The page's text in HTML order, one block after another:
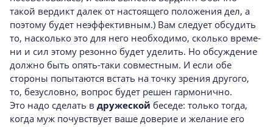
такой вердикт далек от настоящего положения дел, а
поэтому будет неэффективным.) Вам следует обсудить
то, нас­колько это для него необходимо, сколько време­
ни и сил этому резонно будет уделить. Но обсуж­дение
должно быть опять-таки совместным. И если обе
стороны попытаются встать на точку зрения другого,
то, безусловно, вопрос будет ре­шен гармонично.
Это надо сделать в дружеской беседе: толь­ко тогда,
когда муж почувствует ваше доверие и желание его